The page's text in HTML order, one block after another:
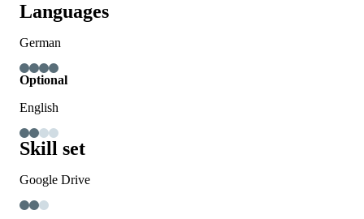
Languages
German
Optional
English
Skill set
Google Drive